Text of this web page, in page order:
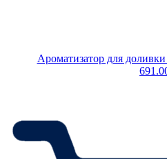
Ароматизатор для